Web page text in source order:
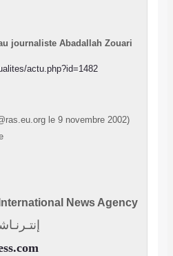
au journaliste Abadallah Zouari
actualites/actu.php?id=1482
rita@ras.eu.org le 9 novembre 2002
l’homme)
Press International News
إنتـرنـاشيـونـال